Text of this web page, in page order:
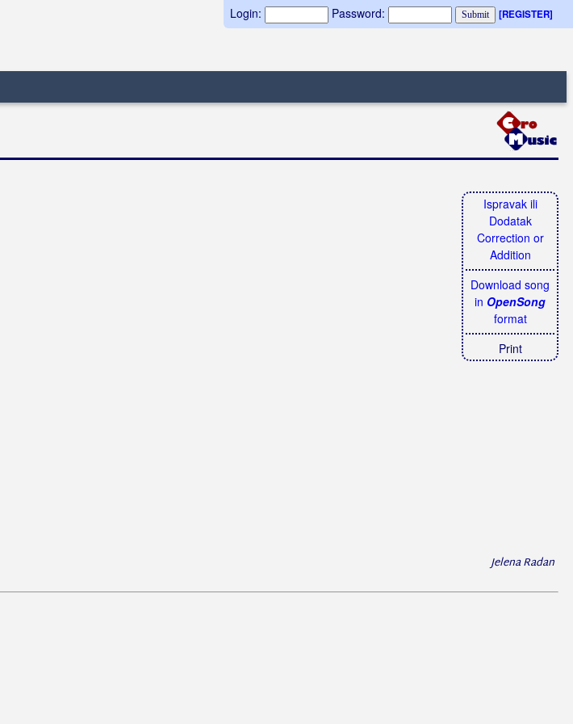
Login: Password: [REGISTER]
Ispravak ili
Dodatak
Correction or
Addition
Download song
in OpenSong
format
Print
Jelena Radan